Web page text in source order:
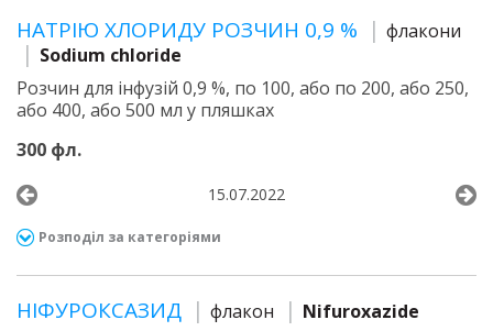
НАТРІЮ ХЛОРИДУ РОЗЧИН 0,9 %
флакони
Sodium chloride
Розчин для інфузій 0,9 %, по 100, або по 200, або 250,
або 400, або 500 мл у пляшках
300 фл.
15.07.2022
Розподіл за категоріями
НІФУРОКСАЗИД флакон
Nifuroxazide